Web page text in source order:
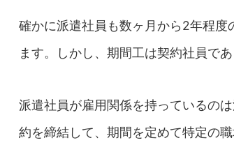
確かに派遣社員も数ヶ月から2年程度
ます。しかし、期間工は契約社員で
派遣社員が雇用関係を持っているの
約を締結して、期間を定めて特定の